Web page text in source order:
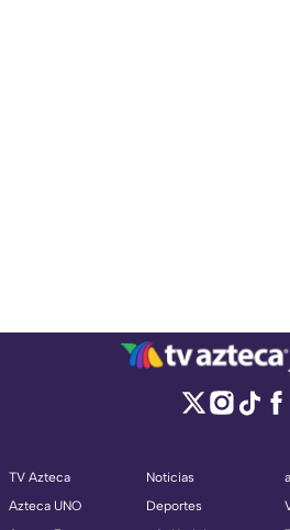
TV Azteca
Azteca UNO
Noticias
Deportes